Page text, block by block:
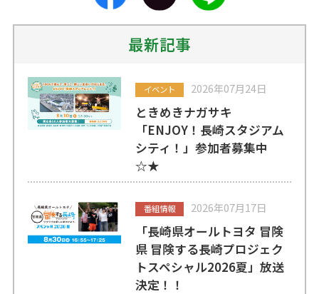
最新記事
イベント 2026年07月24日
ときめきナガサキ
「ENJOY！長崎スタジアム
シティ！」参加者募集中
☆★
番組情報 2026年07月17日
「長崎県オールトヨタ 冒険
県 冒険する長崎プロジェク
トスペシャル2026夏」放送
決定！！